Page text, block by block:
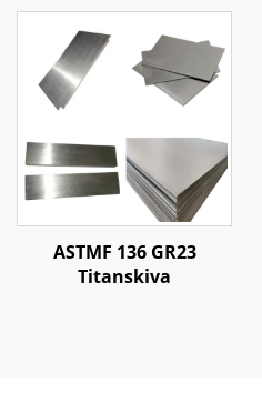
ASTMF 136 GR23
Titanskiva